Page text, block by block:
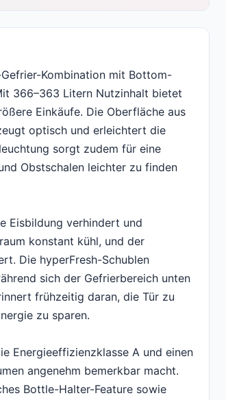
Kombination mit Bottom-
366–363 Litern Nutzinhalt bietet
Einkäufe. Die Oberfläche aus
optisch und erleichtert die
sorgt zudem für eine
Obstschalen leichter zu finden
Eisbildung verhindert und
konstant kühl, und der
Die hyperFresh-Schublen
sich der Gefrierbereich unten
frühzeitig daran, die Tür zu
zu sparen.
Energieeffizienzklasse A und einen
angenehm bemerkbar macht.
Bottle-Halter-Feature sowie